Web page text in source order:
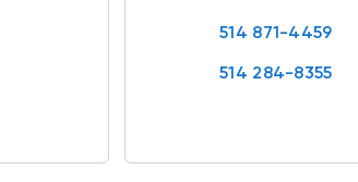
514 871-4459
514 284-8355